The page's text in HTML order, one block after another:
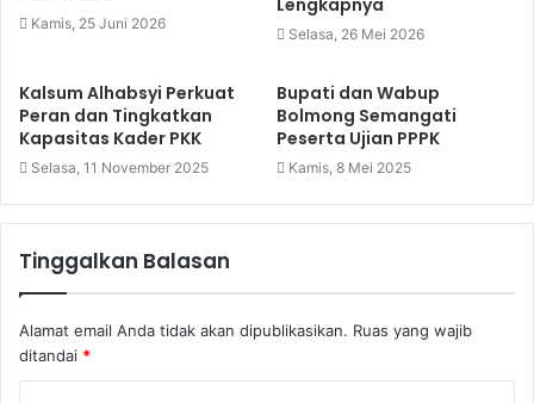
Kamis, 25 Juni 2026
Lengkapnya
Selasa, 26 Mei 2026
Kalsum Alhabsyi Perkuat
Peran dan Tingkatkan
Kapasitas Kader PKK
Selasa, 11 November 2025
Bupati dan Wabup
Bolmong Semangati
Peserta Ujian PPPK
Kamis, 8 Mei 2025
Tinggalkan Balasan
Alamat email Anda tidak akan dipublikasikan. Ruas yang wajib
ditandai *